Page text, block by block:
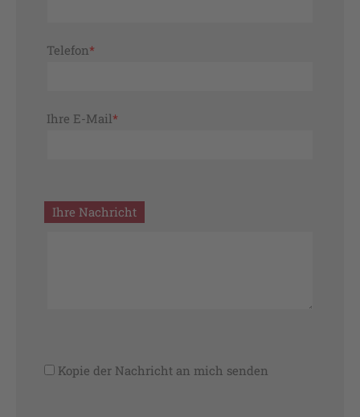
Pflichtfeld
Telefon*
Pflichtfeld
Ihre E-Mail*
Ihre Nachricht
Kopie der Nachricht an mich senden